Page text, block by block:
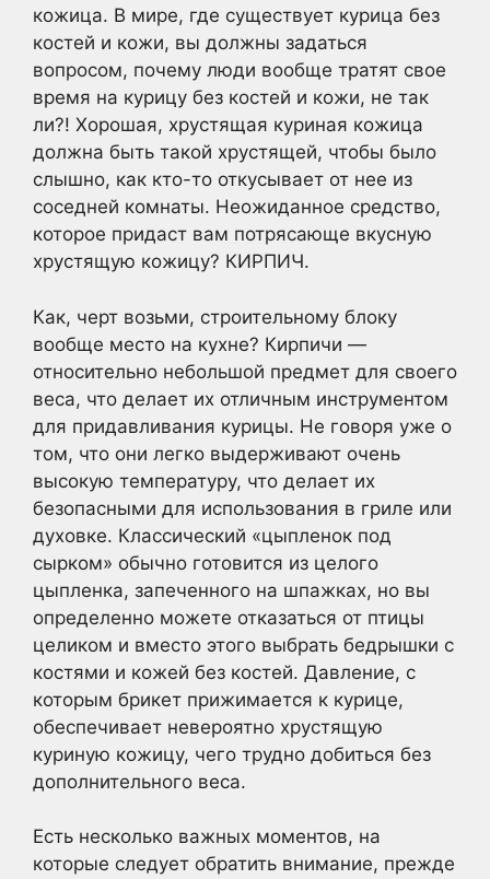
кожица. В мире, где существует курица без
костей и кожи, вы должны задаться
вопросом, почему люди вообще тратят свое
время на курицу без костей и кожи, не так
ли?! Хорошая, хрустящая куриная кожица
должна быть такой хрустящей, чтобы было
слышно, как кто-то откусывает от нее из
соседней комнаты. Неожиданное средство,
которое придаст вам потрясающе вкусную
хрустящую кожицу? КИРПИЧ.
Как, черт возьми, строительному блоку
вообще место на кухне? Кирпичи —
относительно небольшой предмет для своего
веса, что делает их отличным инструментом
для придавливания курицы. Не говоря уже о
том, что они легко выдерживают очень
высокую температуру, что делает их
безопасными для использования в гриле или
духовке. Классический «цыпленок под
сырком» обычно готовится из целого
цыпленка, запеченного на шпажках, но вы
определенно можете отказаться от птицы
целиком и вместо этого выбрать бедрышки с
костями и кожей без костей. Давление, с
которым брикет прижимается к курице,
обеспечивает невероятно хрустящую
куриную кожицу, чего трудно добиться без
дополнительного веса.
Есть несколько важных моментов, на
которые следует обратить внимание, прежде